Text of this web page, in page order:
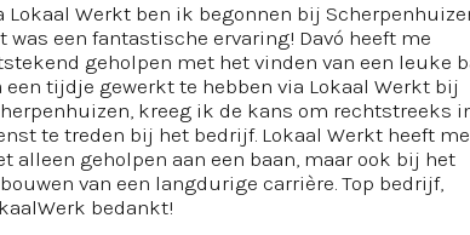
Lokaal Werkt ben ik begonnen bij
was een fantastische ervaring! Davó heeft me
geholpen met het vinden van een leuke
een tijdje gewerkt te hebben via Lokaal Werkt bij
kreeg ik de kans om rechtstreeks
te treden bij het bedrijf. Lokaal Werkt heeft
alleen geholpen aan een baan, maar ook bij het
van een langdurige carrière. Top bedrijf,
bedankt!